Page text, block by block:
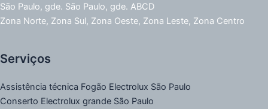
São Paulo, gde. São Paulo, gde. ABCD
Zona Norte, Zona Sul, Zona Oeste, Zona Leste, Zona Centro
Serviços
Assistência técnica Fogão Electrolux São Paulo
Conserto Electrolux grande São Paulo